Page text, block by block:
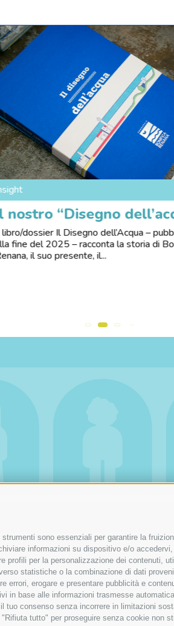
sono essenziali per garantire la
informazioni su dispositivo e/o
per la personalizzazione dei contenuti,
statistiche o la combinazione di dati
errori, erogare e presentare pubblicità e
in base alle informazioni trasmesse
tuo consenso senza incorrere in limitazioni
tutto" per proseguire senza cookie non
nostro “Disegno
libro/dossier Il Disegno dell’Acqua –
fine del 2025 – racconta la storia di
il suo presente, il...
Home
Leggi
Guarda
Press Area
Servizi
News